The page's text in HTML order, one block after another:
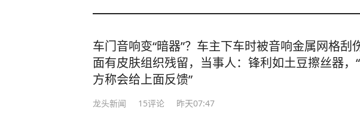
车门音响变“暗器”？车主下车时被音响金属网格刮
面有皮肤组织残留，当事人：锋利如土豆擦丝器，
方称会给上面反馈”
龙头新闻 15评论 昨天07:47